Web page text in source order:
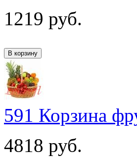
1219 руб.
591 Корзина
4818 руб.